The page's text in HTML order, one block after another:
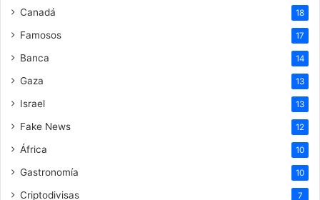
Canadá 18
Famosos 17
Banca 14
Gaza 13
Israel 13
Fake News 12
África 10
Gastronomía 10
Criptodivisas 7